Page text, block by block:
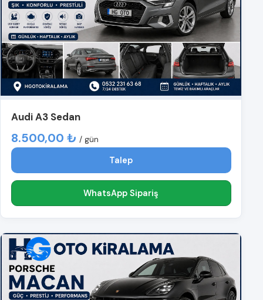
Audi A3 Sedan
8.500,00 ₺ / gün
Talep
WhatsApp Sipariş